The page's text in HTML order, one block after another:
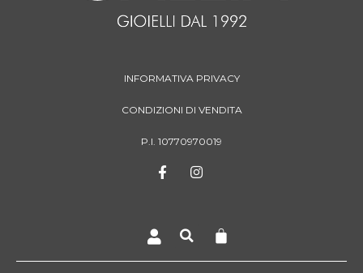
INFORMATIVA PRIVACY
CONDIZIONI DI VENDITA
P.I. 10770970019